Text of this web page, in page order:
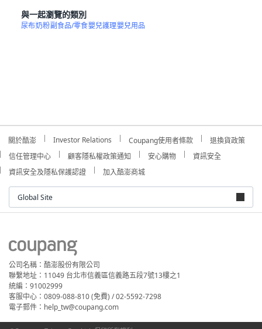
與一起瀏覽的類別
尿布奶粉副食品/零食嬰兒護理嬰兒用品
關於酷澎 Investor Relations Coupang使用者條款
退換貨政策
信任管理中心
顧客隱私權政策通知 安心購物
資訊安全
資訊安全及隱私保護認證
加入酷澎商城
Global Site
公司名稱：酷澎股份有限公司
聯繫地址：11049 台北市信義區信義路五段7號13樓之1
統編：91002999
客服中心：0809-088-810 (免費) / 02-5592-7298
電子郵件：help_tw@coupang.com